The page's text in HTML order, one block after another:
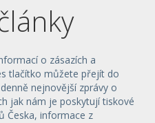
o zásazích a
tlačítko můžete přejít do
nejnovější zprávy o
jak nám je poskytují tiskové
Česka, informace z